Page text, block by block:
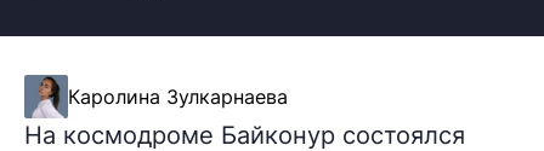
Каролина Зулкарнаева
На космодроме Байконур состоялся